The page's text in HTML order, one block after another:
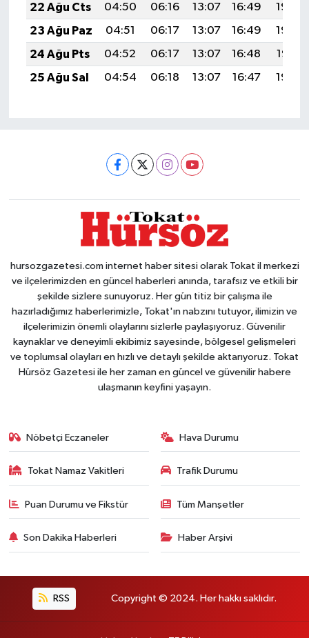
22 Ağu Cts
04:50 06:16 13:07 16:49
19:49
23 Ağu Paz
04:51 06:17 13:07 16:49
19:48
24 Ağu Pts
04:52 06:17 13:07 16:48
19:47
25 Ağu Sal
04:54 06:18 13:07 16:47 19:45
hursozgazetesi.com internet haber sitesi olarak Tokat il merkezi
ve ilçelerimizden en güncel haberleri anında, tarafsız ve etkili bir
şekilde sizlere sunuyoruz. Her gün titiz bir çalışma ile
hazırladığımız haberlerimizle, Tokat'ın nabzını tutuyor, ilimizin ve
ilçelerimizin önemli olaylarını sizlerle paylaşıyoruz. Güvenilir
kaynaklar ve deneyimli ekibimiz sayesinde, bölgesel gelişmeleri
ve toplumsal olayları en hızlı ve detaylı şekilde aktarıyoruz. Tokat
Hürsöz Gazetesi ile her zaman en güncel ve güvenilir habere
ulaşmanın keyfini yaşayın.
Nöbetçi Eczaneler Hava Durumu
Tokat Namaz Vakitleri Trafik Durumu
Puan Durumu ve Fikstür Tüm Manşetler
Son Dakika Haberleri Haber Arşivi
RSS Copyright © 2024. Her hakkı saklıdır.